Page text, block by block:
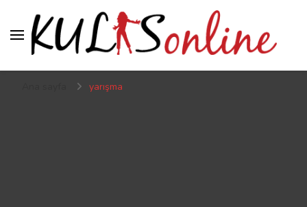
Kulis online
Kulis’ten geçmeden sahneye çıkılmaz
yarışma